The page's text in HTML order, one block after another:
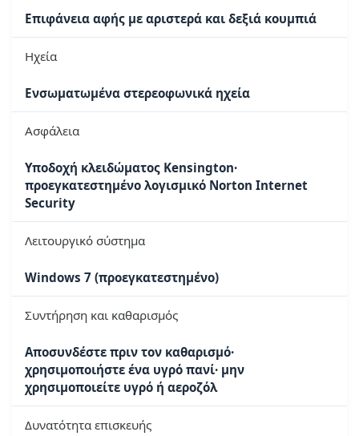
Επιφάνεια αφής με αριστερά και δεξιά κουμπιά
Ηχεία
Ενσωματωμένα στερεοφωνικά ηχεία
Ασφάλεια
Υποδοχή κλειδώματος Kensington·
προεγκατεστημένο λογισμικό Norton Internet
Security
Λειτουργικό σύστημα
Windows 7 (προεγκατεστημένο)
Συντήρηση και καθαρισμός
Αποσυνδέστε πριν τον καθαρισμό·
χρησιμοποιήστε ένα υγρό πανί· μην
χρησιμοποιείτε υγρό ή αεροζόλ
Δυνατότητα επισκευής